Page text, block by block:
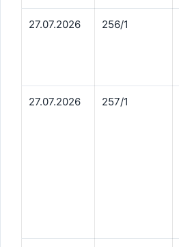
27.07.2026 256/1
27.07.2026 257/1